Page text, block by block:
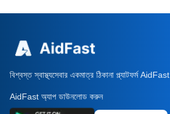
বিশ্বস্ত স্বাস্থ্যসেবার একমাত্র ঠিকানা প্ল্যাটফর্ম AidFast
AidFast অ্যাপ ডাউনলোড করুন